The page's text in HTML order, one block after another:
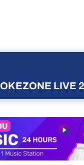
OKEZONE LIVE